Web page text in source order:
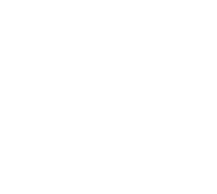
3 minutes d'Essaouira en